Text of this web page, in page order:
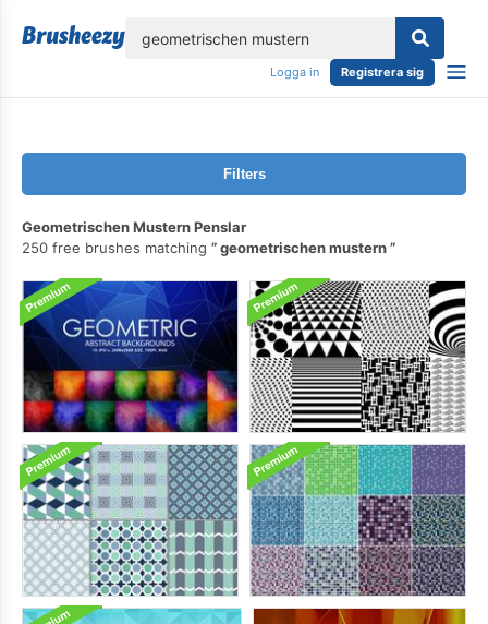
Logga in Registrera sig
Filters
Geometrischen Mustern Penslar
250 free brushes matching
geometrischen mustern